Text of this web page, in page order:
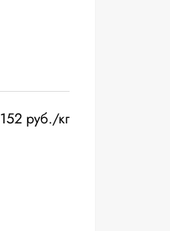
152 руб./кг